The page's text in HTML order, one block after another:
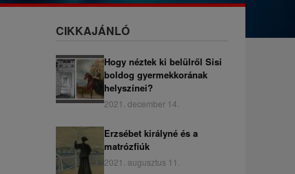
CIKKAJÁNLÓ
Hogy néztek ki belülről Sisi
boldog gyermekkorának
helyszínei?
2021. december 14.
Erzsébet királyné és a
matrózfiúk
2021. augusztus 11.